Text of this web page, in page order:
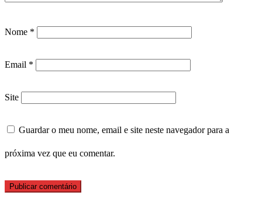
Nome *
Email *
Site
Guardar o meu nome, email e site neste navegador para a
próxima vez que eu comentar.